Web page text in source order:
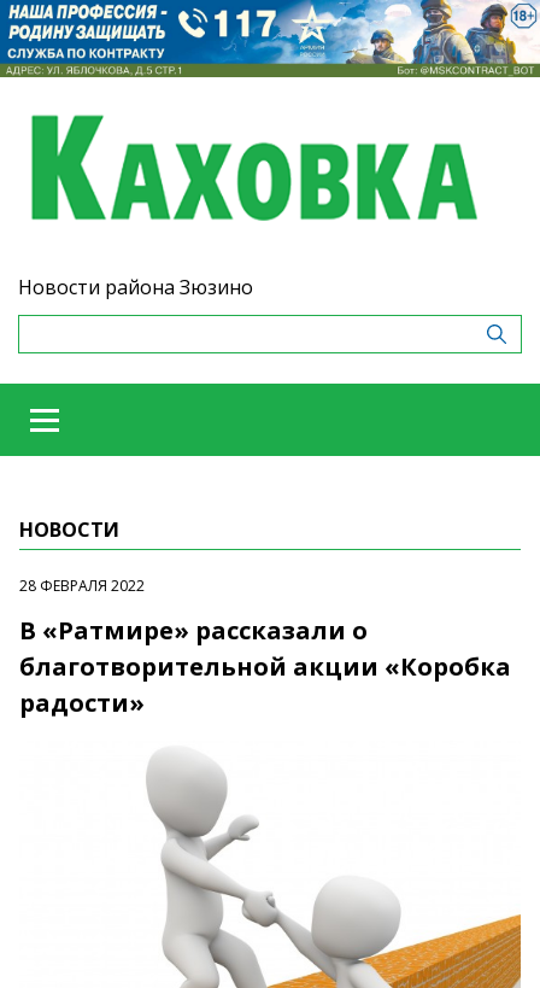
Новости района Зюзино
НОВОСТИ
28 ФЕВРАЛЯ 2022
В «Ратмире» рассказали о
благотворительной акции «Коробка
радости»